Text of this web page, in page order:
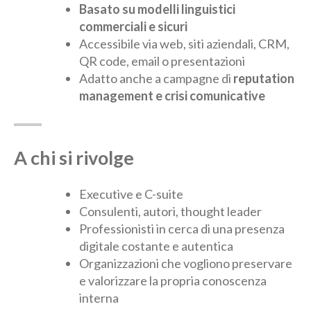
Basato su modelli linguistici
commerciali e sicuri
Accessibile via web, siti aziendali, CRM,
QR code, email o presentazioni
Adatto anche a campagne di reputation
management e crisi comunicative
A chi si rivolge
Executive e C-suite
Consulenti, autori, thought leader
Professionisti in cerca di una presenza
digitale costante e autentica
Organizzazioni che vogliono preservare
e valorizzare la propria conoscenza
interna